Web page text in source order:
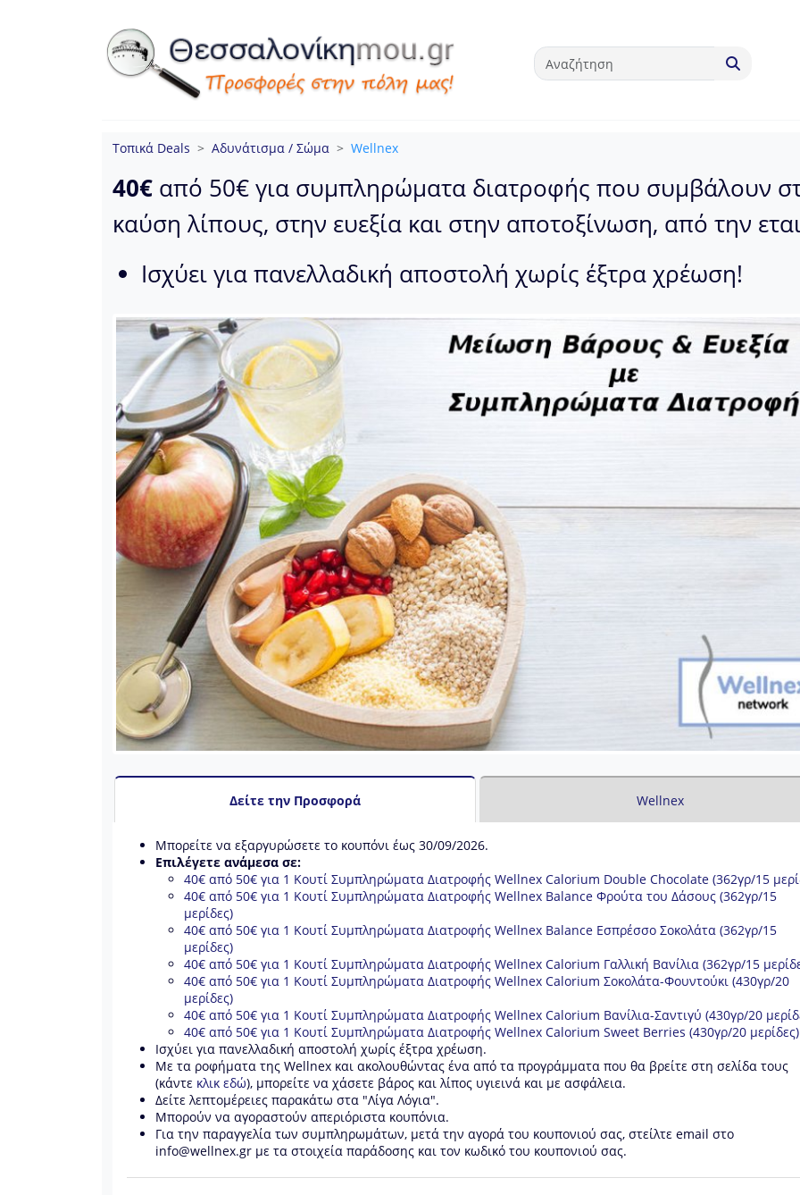
Τοπικά Deals Αδυνάτισμα / Σώμα Wellnex
40€ από 50€ για συμπληρώματα διατροφής που συμβάλουν
καύση λίπους, στην ευεξία και στην αποτοξίνωση, από την
Ισχύει για πανελλαδική αποστολή χωρίς έξτρα χρέωση!
Δείτε την Προσφορά Wellnex
Μπορείτε να εξαργυρώσετε το κουπόνι έως 30/09/2026.
Επιλέγετε ανάμεσα σε:
40€ από 50€ για 1 Κουτί Συμπληρώματα Διατροφής Wellnex Calorium Double Chocolate (362γρ/15
40€ από 50€ για 1 Κουτί Συμπληρώματα Διατροφής Wellnex Balance Φρούτα του Δάσους (362γρ/15
μερίδες)
40€ από 50€ για 1 Κουτί Συμπληρώματα Διατροφής Wellnex Balance Εσπρέσσο Σοκολάτα (362γρ/15
μερίδες)
40€ από 50€ για 1 Κουτί Συμπληρώματα Διατροφής Wellnex Calorium Γαλλική Βανίλια (362γρ/15
40€ από 50€ για 1 Κουτί Συμπληρώματα Διατροφής Wellnex Calorium Σοκολάτα-Φουντούκι (430γρ/20
μερίδες)
40€ από 50€ για 1 Κουτί Συμπληρώματα Διατροφής Wellnex Calorium Βανίλια-Σαντιγύ (430γρ/20
40€ από 50€ για 1 Κουτί Συμπληρώματα Διατροφής Wellnex Calorium Sweet Berries (430γρ/20 μερίδες)
Ισχύει για πανελλαδική αποστολή χωρίς έξτρα χρέωση.
Με τα ροφήματα της Wellnex και ακολουθώντας ένα από τα προγράμματα που θα βρείτε στη σελίδα τους
(κάντε κλικ εδώ), μπορείτε να χάσετε βάρος και λίπος υγιεινά και με ασφάλεια.
Δείτε λεπτομέρειες παρακάτω στα "Λίγα Λόγια".
Μπορούν να αγοραστούν απεριόριστα κουπόνια.
Για την παραγγελία των συμπληρωμάτων, μετά την αγορά του κουπονιού σας, στείλτε email στο
info@wellnex.gr με τα στοιχεία παράδοσης και τον κωδικό του κουπονιού σας.